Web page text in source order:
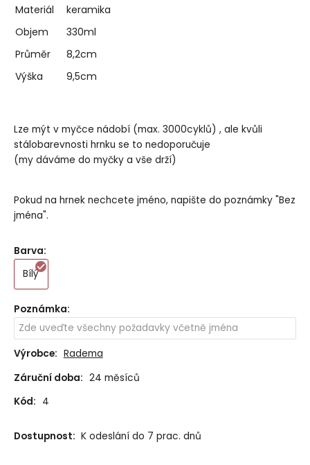
Materiál
keramika
Objem
330ml
Průměr
8,2cm
Výška
9,5cm
Lze mýt v myčce nádobí (max. 3000cyklů) , ale kvůli
stálobarevnosti hrnku se to nedoporučuje
(my dáváme do myčky a vše drží)
Pokud na hrnek nechcete jméno, napište do poznámky "Bez
jména".
Barva:
Bílý
Poznámka:
Výrobce: Radema
Záruční doba: 24 měsíců
Kód: 4
Dostupnost: K odeslání do 7 prac. dnů